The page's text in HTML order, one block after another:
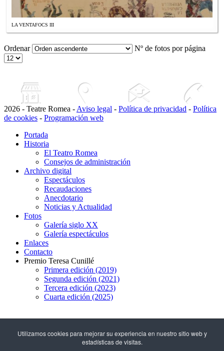
LA VENTAFOCS III
Ordenar Nº de fotos por página
2026 - Teatre Romea - Aviso legal - Política de privacidad - Política
de cookies - Programación web
Portada
Historia
El Teatro Romea
Consejos de administración
Archivo digital
Espectáculos
Recaudaciones
Anecdotario
Noticias y Actualidad
Fotos
Galería siglo XX
Galería espectáculos
Enlaces
Contacto
Premio Teresa Cunillé
Primera edición (2019)
Segunda edición (2021)
Tercera edición (2023)
Cuarta edición (2025)
Utilizamos cookies para mejorar su experiencia en nuestro sitio web y
estadísticas de visitas.